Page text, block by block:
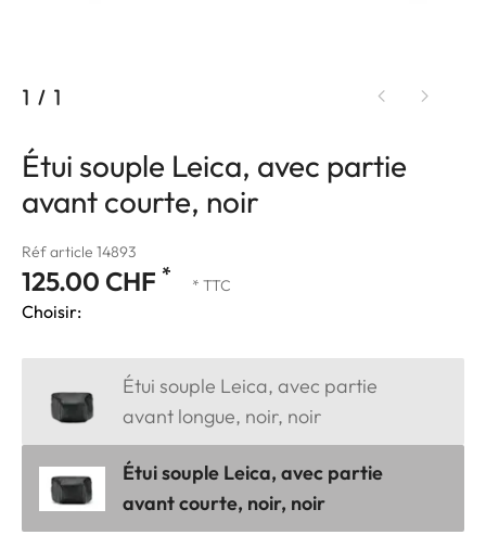
1 / 1
Étui souple Leica, avec partie
avant courte, noir
Réf article 14893
125.00 CHF * * TTC
Choisir:
Étui souple Leica, avec partie
avant longue, noir, noir
Étui souple Leica, avec partie
avant courte, noir, noir